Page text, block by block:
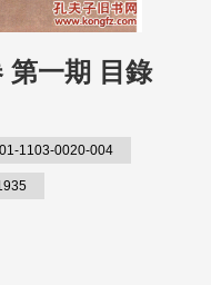
第一期 目錄
1103-0020-004